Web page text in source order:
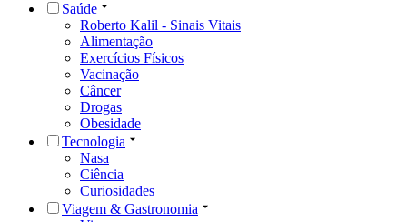
Saúde
Roberto Kalil - Sinais Vitais
Alimentação
Exercícios Físicos
Vacinação
Câncer
Drogas
Obesidade
Tecnologia
Nasa
Ciência
Curiosidades
Viagem & Gastronomia